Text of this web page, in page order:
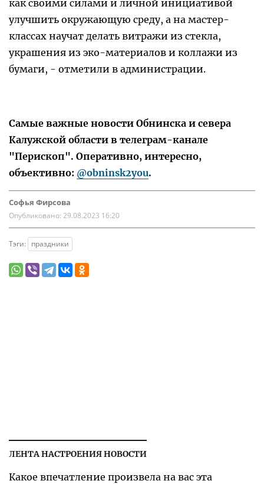
как своими силами и личной инициативой
улучшить окружающую среду, а на мастер-
классах научат делать витражи из стекла,
украшения из эко-материалов и коллажи из
бумаги, - отметили в администрации.
Самые важные новости Обнинска и севера
Калужской области в телеграм-канале
"Перископ". Оперативно, интересно,
объективно: @obninsk2you.
Софья Фирсова
Опубликовано: 29.08.2023 16:20
Тэги: праздники
ЛЕНТА НАСТРОЕНИЯ НОВОСТИ
Какое впечатление произвела на вас эта